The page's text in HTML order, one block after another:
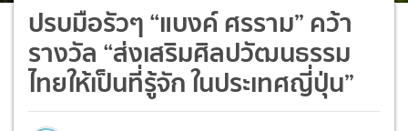
ปรบมือรัวๆ “แบงค์ ศรราม” คว้า
รางวัล “ส่งเสริมศิลปวัฒนธรรม
ไทยให้เป็นที่รู้จัก ในประเทศญี่ปุ่น”